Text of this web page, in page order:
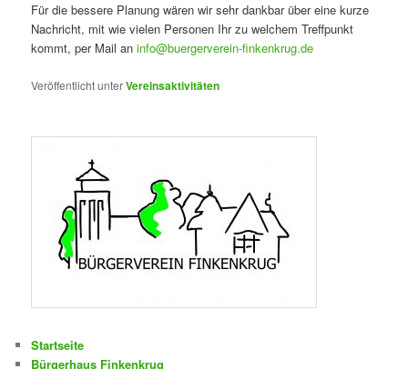
Für die bessere Planung wären wir sehr dankbar über eine kurze
Nachricht, mit wie vielen Personen Ihr zu welchem Treffpunkt
kommt, per Mail aninfo@buergerverein-finkenkrug.de
Veröffentlicht unterVereinsaktivitäten
Startseite
Bürgerhaus Finkenkrug